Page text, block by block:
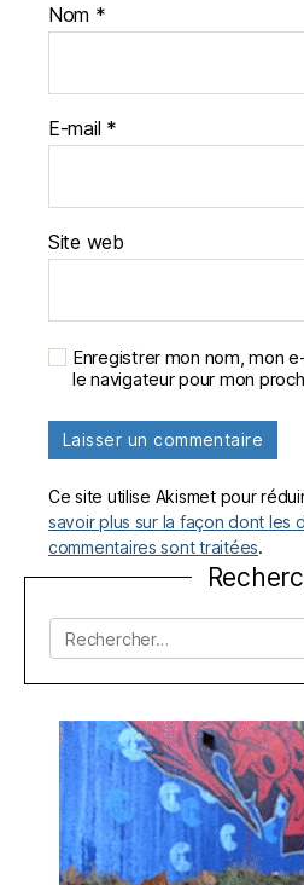
Nom *
E-mail *
Site web
Enregistrer mon nom, mon
le navigateur pour mon
Ce site utilise Akismet pour
savoir plus sur la façon dont les
commentaires sont traitées.
Rechercher :